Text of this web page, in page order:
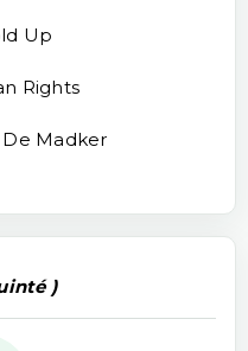
Up
Rights
Madker
)